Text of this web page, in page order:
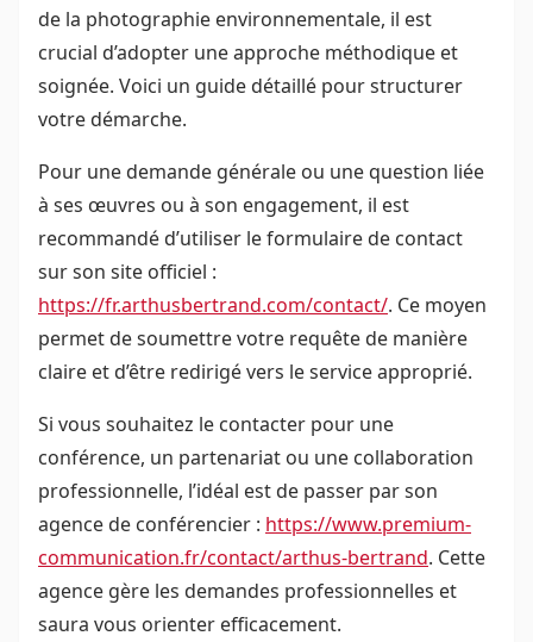
de la photographie environnementale, il est
crucial d’adopter une approche méthodique et
soignée. Voici un guide détaillé pour structurer
votre démarche.
Pour une demande générale ou une question liée
à ses œuvres ou à son engagement, il est
recommandé d’utiliser le formulaire de contact
sur son site officiel :
https://fr.arthusbertrand.com/contact/. Ce moyen
permet de soumettre votre requête de manière
claire et d’être redirigé vers le service approprié.
Si vous souhaitez le contacter pour une
conférence, un partenariat ou une collaboration
professionnelle, l’idéal est de passer par son
agence de conférencier : https://www.premium-
communication.fr/contact/arthus-bertrand. Cette
agence gère les demandes professionnelles et
saura vous orienter efficacement.